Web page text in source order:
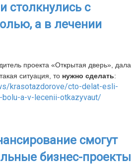
столкнулись с
а в лечении
проекта «Открытая дверь», дала
ситуация, то нужно сделать:
krasotazdorove/cto-delat-esli-
a-v-lecenii-otkazyvaut/
смогут
бизнес-проекты